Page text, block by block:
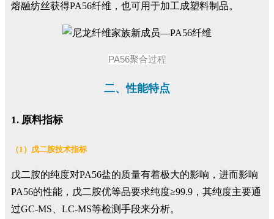
熔融纺丝获得PA56纤维，也可用于加工成塑料制品。
PA56聚合过程
二、性能特点
1. 原料指标
（1）戊二胺技术指标
戊二胺的纯度对PA56盐的质量有着极大的影响，进而影响
PA56的性能，戊二胺优等品要求纯度≥99.9，其纯度主要通
过GC-MS、LC-MS等检测手段来分析。